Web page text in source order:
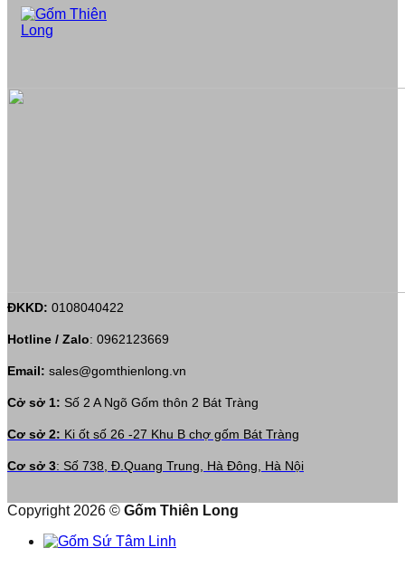
ĐKKD: 0108040422
Hotline / Zalo: 0962123669
Email: sales@gomthienlong.vn
Cở sở 1: Số 2 A Ngõ Gốm thôn 2 Bát Tràng
Cơ sở 2: Ki ốt số 26 -27 Khu B chợ gốm Bát Tràng
Cơ sở 3: Số 738, Đ.Quang Trung, Hà Đông, Hà Nội
Copyright 2026 © Gốm Thiên Long